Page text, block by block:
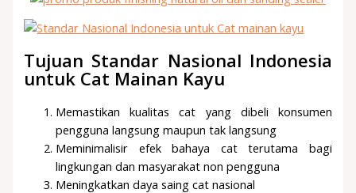
Tujuan Standar Nasional Indonesia
untuk Cat Mainan Kayu
Memastikan kualitas cat yang dibeli konsumen
pengguna langsung maupun tak langsung
Meminimalisir efek bahaya cat terutama bagi
lingkungan dan masyarakat non pengguna
Meningkatkan daya saing cat nasional